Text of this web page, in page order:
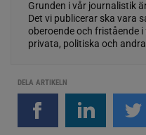
Grunden i vår journalistik
Det vi publicerar ska vara
oberoende och fristående
privata, politiska och
DELA ARTIKELN